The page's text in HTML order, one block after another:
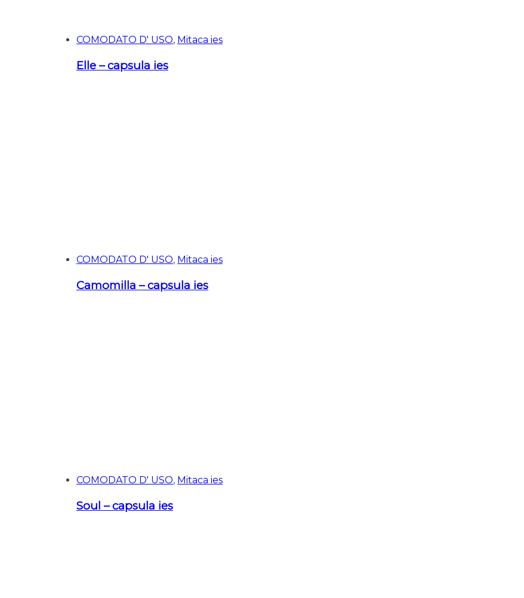
COMODATO D' USO, Mitaca ies
Elle – capsula ies
COMODATO D' USO, Mitaca ies
Camomilla – capsula ies
COMODATO D' USO, Mitaca ies
Soul – capsula ies